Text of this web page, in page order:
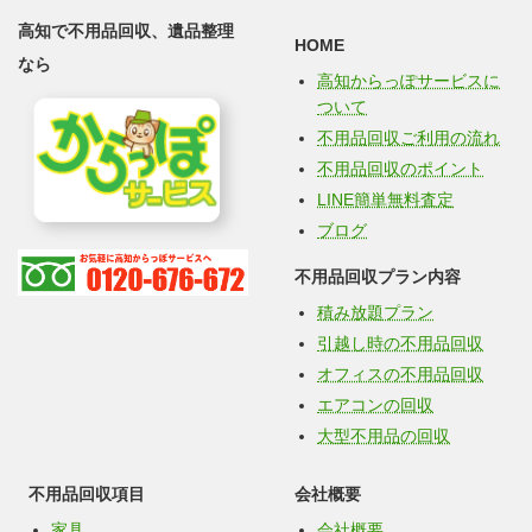
高知で不用品回収、遺品整理
なら
HOME
高知からっぽサービスに
ついて
不用品回収ご利用の流れ
不用品回収のポイント
LINE簡単無料査定
ブログ
不用品回収プラン内容
積み放題プラン
引越し時の不用品回収
オフィスの不用品回収
エアコンの回収
大型不用品の回収
不用品回収項目
会社概要